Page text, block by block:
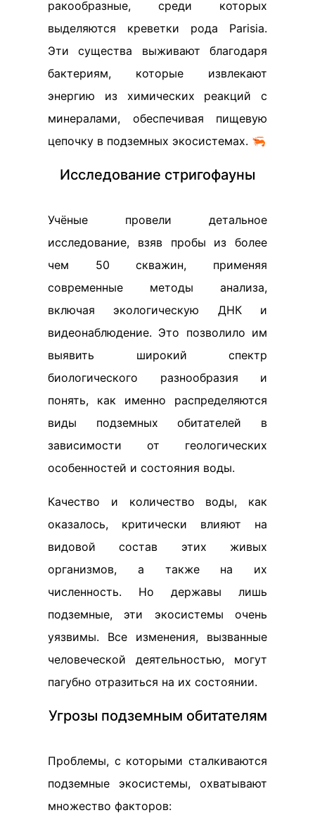
ракообразные, среди которых
выделяются креветки рода Parisia.
Эти существа выживают благодаря
бактериям, которые извлекают
энергию из химических реакций с
минералами, обеспечивая пищевую
цепочку в подземных экосистемах. 🦐
Исследование стригофауны
Учёные провели детальное
исследование, взяв пробы из более
чем 50 скважин, применяя
современные методы анализа,
включая экологическую ДНК и
видеонаблюдение. Это позволило им
выявить широкий спектр
биологического разнообразия и
понять, как именно распределяются
виды подземных обитателей в
зависимости от геологических
особенностей и состояния воды.
Качество и количество воды, как
оказалось, критически влияют на
видовой состав этих живых
организмов, а также на их
численность. Но державы лишь
подземные, эти экосистемы очень
уязвимы. Все изменения, вызванные
человеческой деятельностью, могут
пагубно отразиться на их состоянии.
Угрозы подземным обитателям
Проблемы, с которыми сталкиваются
подземные экосистемы, охватывают
множество факторов: